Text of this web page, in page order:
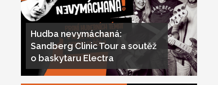
Hudba nevymáchaná:
Sandberg Clinic Tour a soutěž
o baskytaru Electra